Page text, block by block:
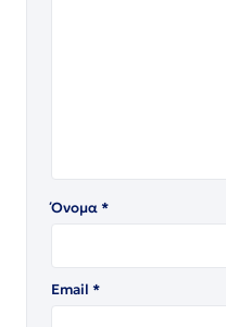
Όνομα*
Email *